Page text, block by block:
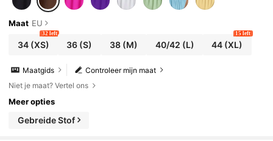
Maat EU
34(XS)
32 left
36 (S) 38(M) 40/42 (L) 44 (XL)
15 left
Controleer mijn maat
Maatgids
Niet je maat? Vertel ons
Meer opties
Gebreide Stof